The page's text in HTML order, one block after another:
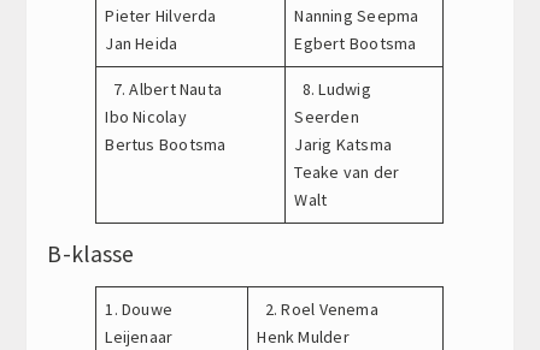
Pieter Hilverda
Jan Heida
Nanning Seepma
Egbert Bootsma
7. Albert Nauta
Ibo Nicolay
Bertus Bootsma
8. Ludwig
Seerden
Jarig Katsma
Teake van der
Walt
B-klasse
1. Douwe
Leijenaar
2. Roel Venema
Henk Mulder